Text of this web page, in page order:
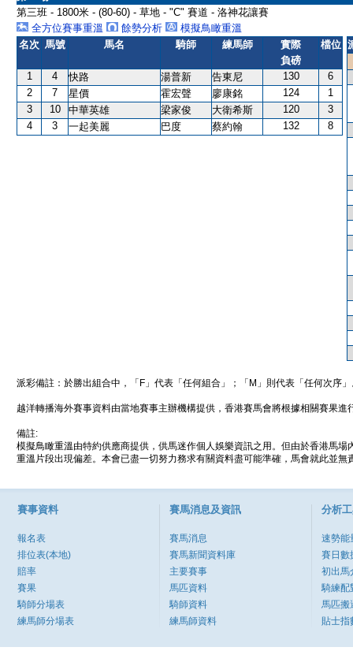
第三班 - 1800米 - (80-60) - 草地 - "C" 賽道 - 洛神花讓賽
全方位賽事重溫
餘勢分析
模擬鳥瞰重溫
名次 馬號 馬名 騎師 練馬師
實際
負磅
檔位
1 4 快路 湯普新 告東尼 130
6
2
7 星價 霍宏聲 廖康銘 124
1
3
10 中華英雄 梁家俊 大衛希斯 120
3
4
3 一起美麗 巴度 蔡約翰 132 8
派彩備註：於勝出組合中，「F」代表「任何組合」；「M」則代表「任何次序
越洋轉播海外賽事資料由當地賽事主辦機構提供，香港賽馬會將根據相關賽果進
備註:
模擬鳥瞰重溫由特約供應商提供，供馬迷作個人娛樂資訊之用。但由於香港馬
重溫片段出現偏差。本會已盡一切努力務求有關資料盡可能準確，馬會就此並
賽事資料
報名表
排位表(本地)
賠率
賽果
騎師分場表
練馬師分場表
賽馬消息及資訊
賽馬消息
賽馬新聞資料庫
主要賽事
馬匹資料
騎師資料
練馬師資料
分析
速勢能
賽日數
初出馬
騎練配
馬匹搬
貼士指